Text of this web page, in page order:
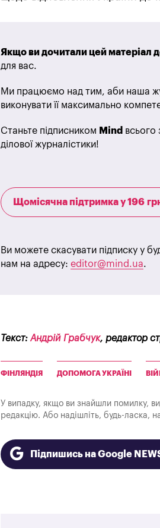
Якщо ви дочитали цей матеріал
для вас.
Ми працюємо над тим, аби наша
виконувати її максимально
Станьте підписником Mind всього
ділової журналістики!
Щомісячна підтримка у 196
Ви можете скасувати підписку у
нам на адресу: editor@mind.ua.
Текст: Андрій Грабчук, редактор
ФІНЛЯНДІЯ ДОПОМОГА УКРАЇНІ
У випадку, якщо ви знайшли помилку,
редакцію. Або надішліть, будь-ласка,
Підпишись на Google